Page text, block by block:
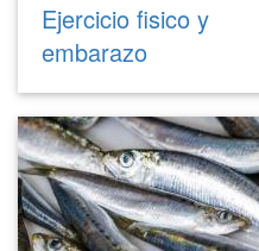
Ejercicio fisico y
embarazo